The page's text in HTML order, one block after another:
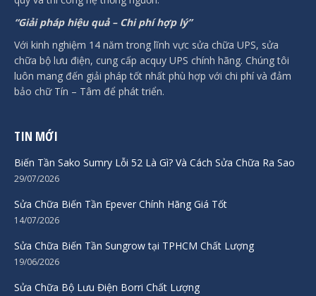
“Giải pháp hiệu quả – Chi phí hợp lý”
Với kinh nghiệm 14 năm trong lĩnh vực sửa chữa UPS, sửa
chữa bộ lưu điện, cung cấp acquy UPS chính hãng. Chúng tôi
luôn mang đến giải pháp tốt nhất phù hợp với chi phí và đảm
bảo chữ Tín – Tâm để phát triển.
TIN MỚI
Biến Tần Sako Sumry Lỗi 52 Là Gì? Và Cách Sửa Chữa Ra Sao
29/07/2026
Sửa Chữa Biến Tần Epever Chính Hãng Giá Tốt
14/07/2026
Sửa Chữa Biến Tần Sungrow tại TPHCM Chất Lượng
19/06/2026
Sửa Chữa Bộ Lưu Điện Borri Chất Lượng